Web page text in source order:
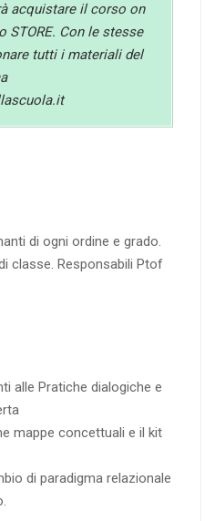
acquistare il corso on
STORE. Con le stesse
tutti i materiali del
di ogni ordine e grado.
classe. Responsabili Ptof
alle Pratiche dialogiche e
mappe concettuali e il kit
di paradigma relazionale